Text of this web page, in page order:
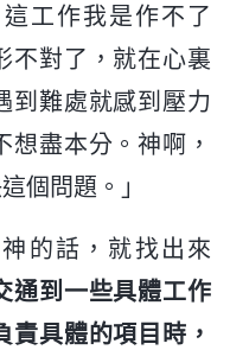
工作我是作不了
不對了，就在心裏
到難處就感到壓力
盡本分。神啊，
個問題。」
的話，就找出來
通到一些具體工作
具體的項目時，